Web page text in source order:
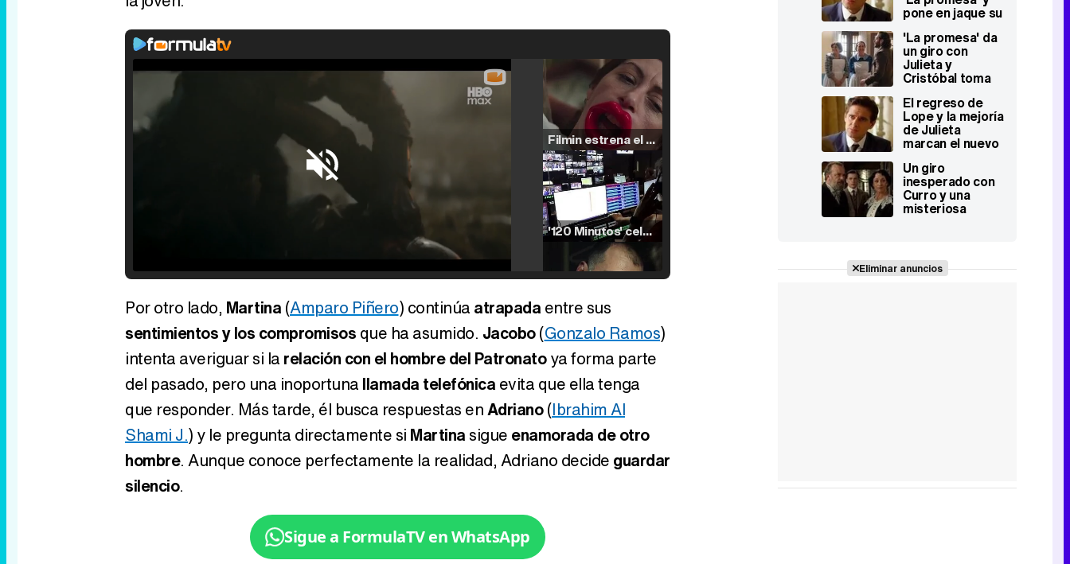
Filmin estrena el tráiler de 'Millennial Mal', su nueva comedia universitaria de la mano de Lorena Iglesias
'120 Minutos' celebra sus 2.000 programas en Telemadrid con un vídeo del día a día en la redacción
Por otro lado, Martina (Amparo Piñero) continúa atrapada entre sus
sentimientos y los compromisos que ha asumido. Jacobo(Gonzalo Ramos)
intenta averiguar si la relación con el hombre del Patronatoya forma parte
del pasado, pero una inoportuna llamada telefónica evita que ella tenga
que responder. Más tarde, él busca respuestas enAdriano(Ibrahim Al
Shami J.) y le pregunta directamente si Martinasigue enamorada de otro
hombre. Aunque conoce perfectamente la realidad, Adriano decide guardar
silencio.
Sigue a FormulaTV en WhatsApp
pone en jaque su
futuro con
Martina
'La promesa' da
un giro con
Julieta y
Cristóbal toma
decisión contra
Teresa
El regreso de
Lope y la mejoría
de Julieta
marcan el nuevo
Promesa'
Un giro
inesperado con
Curro y una
misteriosa
Eliminar anuncios